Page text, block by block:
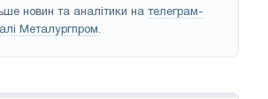
новин та аналітики на телеграм-
Металургпром.